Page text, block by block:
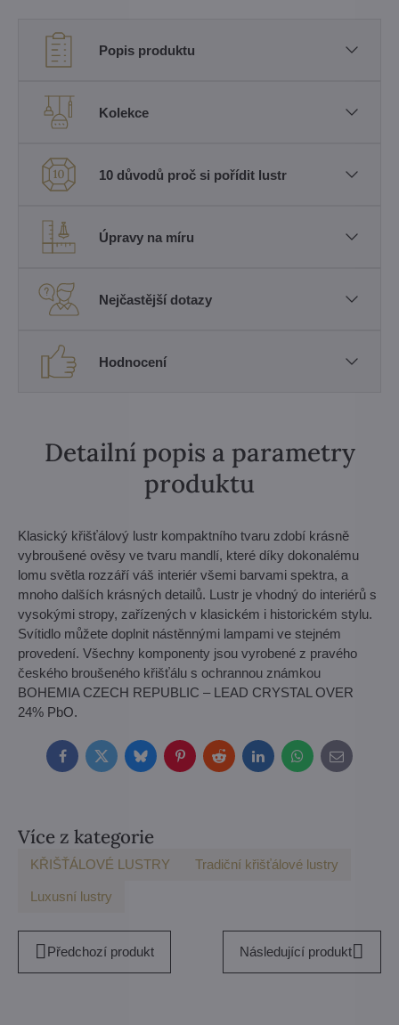
Popis produktu
Kolekce
10 důvodů proč si pořídit lustr
Úpravy na míru
Nejčastější dotazy
Hodnocení
Detailní popis a parametry
produktu
Klasický křišťálový lustr kompaktního tvaru zdobí krásně
vybroušené ověsy ve tvaru mandlí, které díky dokonalému
lomu světla rozzáří váš interiér všemi barvami spektra, a
mnoho dalších krásných detailů. Lustr je vhodný do interiérů s
vysokými stropy, zařízených v klasickém i historickém stylu.
Svítidlo můžete doplnit nástěnnými lampami ve stejném
provedení. Všechny komponenty jsou vyrobené z pravého
českého broušeného křišťálu s ochrannou známkou
BOHEMIA CZECH REPUBLIC – LEAD CRYSTAL OVER
24% PbO.
FacebookTwitterBlueskyPinterestRedditLinkedInWhatsApp
E-
mail
Více z kategorie
KŘIŠŤÁLOVÉ LUSTRY Tradiční křišťálové lustry
Luxusní lustry
Předchozí produkt Následující produkt